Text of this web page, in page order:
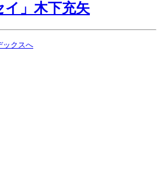
イ」木下充矢
ックスへ